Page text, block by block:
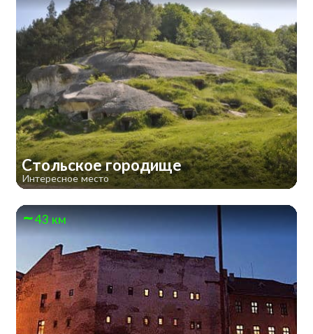
Стольское городище
Интересное место
43 км